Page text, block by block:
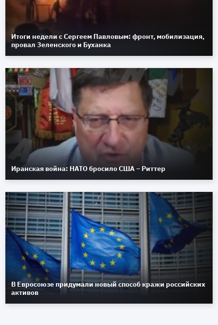
Итоги недели с Сергеем Павловым: фронт, мобилизация,
провал Зеленского и Буханка
Иранская война: НАТО бросило США – Риттер
В Евросоюзе придумали новый способ кражи российских
активов